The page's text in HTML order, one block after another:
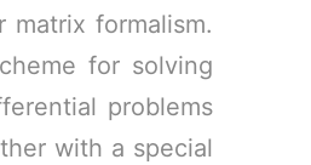
formalism.
for solving
problems
with a special